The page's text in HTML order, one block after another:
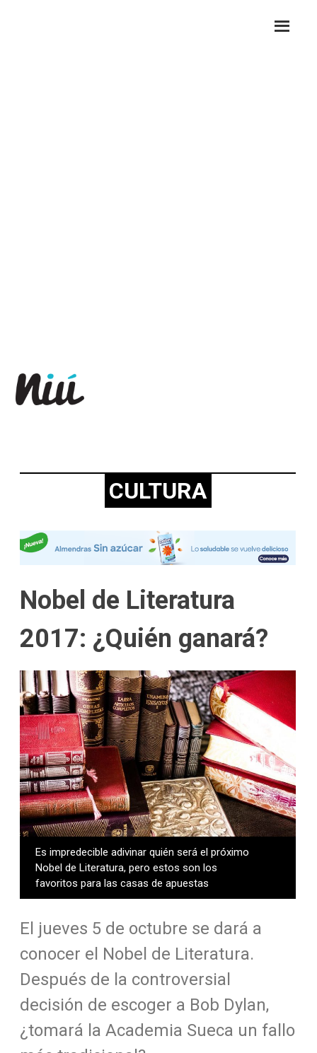
CULTURA
Nobel de Literatura
2017: ¿Quién ganará?
Es impredecible adivinar quién será el próximo
Nobel de Literatura, pero estos son los
favoritos para las casas de apuestas
El jueves 5 de octubre se dará a
conocer el Nobel de Literatura.
Después de la controversial
decisión de escoger a Bob Dylan,
¿tomará la Academia Sueca un fallo